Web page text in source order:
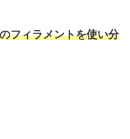
フィラメントを使い分